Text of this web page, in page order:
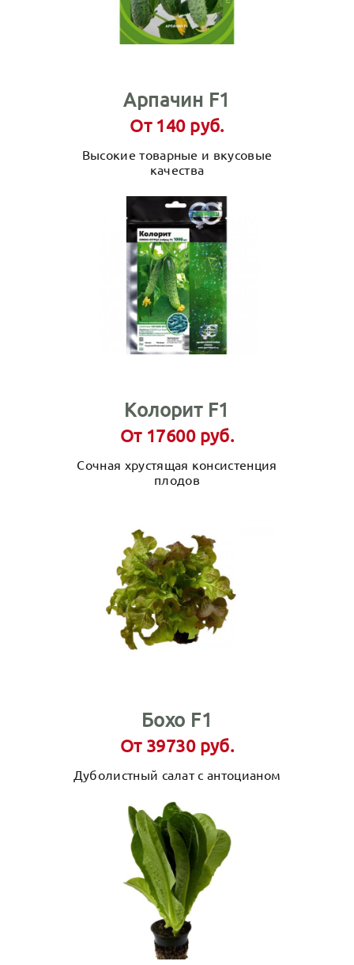
Арпачин F1
От 140 руб.
Высокие товарные и вкусовые
качества
Колорит F1
От 17600 руб.
Сочная хрустящая консистенция
плодов
Бохо F1
От 39730 руб.
Дуболистный салат с антоцианом